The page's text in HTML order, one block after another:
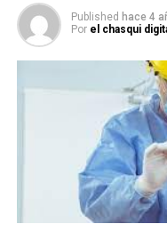
Published hace 4
Por el chasqui